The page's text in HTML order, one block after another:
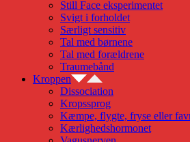
Still Face eksperimentet
Svigt i forholdet
Særligt sensitiv
Tal med børnene
Tal med forældrene
Traumebånd
Kroppen
Dissociation
Kropssprog
Kæmpe, flygte, fryse eller
Kærlighedshormonet